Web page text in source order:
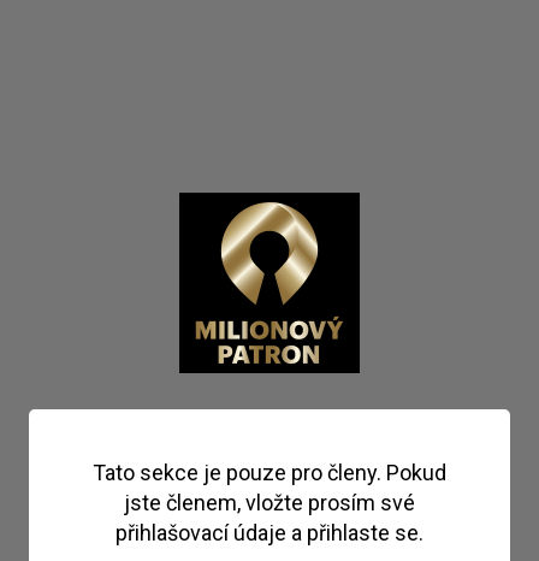
Tato sekce je pouze pro členy. Pokud
jste členem, vložte prosím své
přihlašovací údaje a přihlaste se.